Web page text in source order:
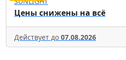
Цены снижены на всё
Действует до 07.08.2026